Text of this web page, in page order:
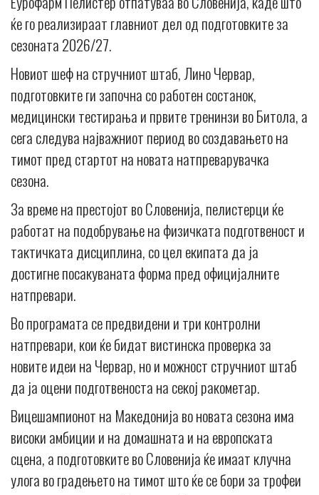
ќе го реализираат главниот дел од подготовките за
сезоната 2026/27.
Новиот шеф на стручниот штаб, Лино Червар,
подготовките ги започна со работен состанок,
медицински тестирања и првите тренинзи во Битола, а
сега следува најважниот период во создавањето на
тимот пред стартот на новата натпреварувачка
сезона.
За време на престојот во Словенија, пелистерци ќе
работат на подобрување на физичката подготвеност и
тактичката дисциплина, со цел екипата да ја
достигне посакуваната форма пред официјалните
натпревари.
Во програмата се предвидени и три контролни
натпревари, кои ќе бидат вистинска проверка за
новите идеи на Червар, но и можност стручниот штаб
да ја оцени подготвеноста на секој ракометар.
Вицешампионот на Македонија во новата сезона има
високи амбиции и на домашната и на европската
сцена, а подготовките во Словенија ќе имаат клучна
улога во градењето на тимот што ќе се бори за трофеи